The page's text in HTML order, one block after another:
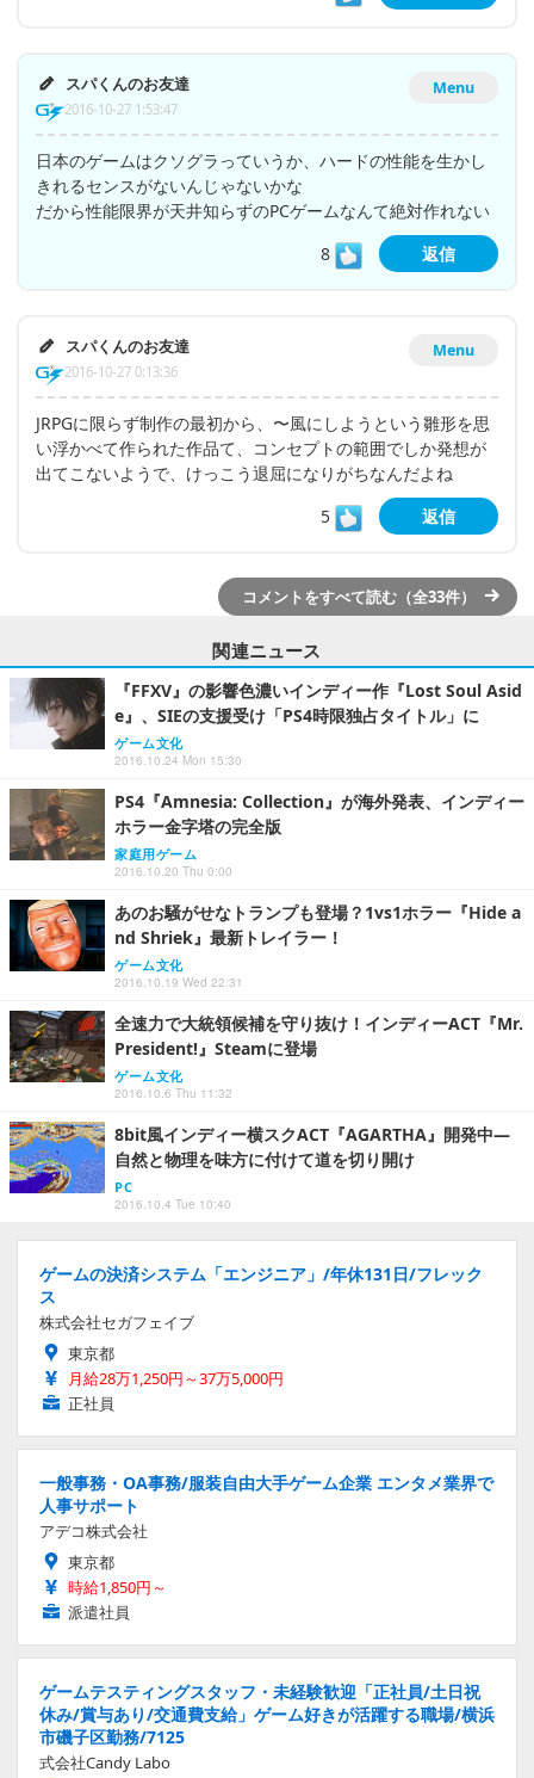
Menu
スパくんのお友達
2016-10-27 1:53:47
日本のゲームはクソグラっていうか、ハードの性能を生かし
きれるセンスがないんじゃないかな
だから性能限界が天井知らずのPCゲームなんて絶対作れない
8
返信
Menu
スパくんのお友達
2016-10-27 0:13:36
JRPGに限らず制作の最初から、〜風にしようという雛形を思
い浮かべて作られた作品て、コンセプトの範囲でしか発想が
出てこないようで、けっこう退屈になりがちなんだよね
5
返信
コメントをすべて読む（全33件）
関連ニュース
『FFXV』の影響色濃いインディー作『Lost Soul Asid
e』、SIEの支援受け「PS4時限独占タイトル」に
ゲーム文化
2016.10.24 Mon 15:30
PS4『Amnesia: Collection』が海外発表、インディー
ホラー金字塔の完全版
家庭用ゲーム
2016.10.20 Thu 0:00
あのお騒がせなトランプも登場？1vs1ホラー『Hide a
nd Shriek』最新トレイラー！
ゲーム文化
2016.10.19 Wed 22:31
全速力で大統領候補を守り抜け！インディーACT『Mr.
President!』Steamに登場
ゲーム文化
2016.10.6 Thu 11:32
8bit風インディー横スクACT『AGARTHA』開発中―
自然と物理を味方に付けて道を切り開け
PC
2016.10.4 Tue 10:40
ゲームの決済システム「エンジニア」/年休131日/フレック
ス
株式会社セガフェイブ
東京都
月給28万1,250円～37万5,000円
正社員
一般事務・OA事務/服装自由大手ゲーム企業 エンタメ業界で
人事サポート
アデコ株式会社
東京都
時給1,850円～
派遣社員
ゲームテスティングスタッフ・未経験歓迎「正社員/土日祝
休み/賞与あり/交通費支給」ゲーム好きが活躍する職場/横浜
市磯子区勤務/7125
式会社Candy Labo